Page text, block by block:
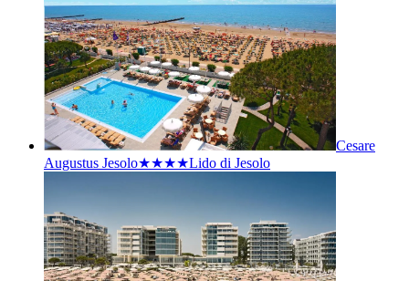
Cesare
Augustus Jesolo★★★★Lido di Jesolo